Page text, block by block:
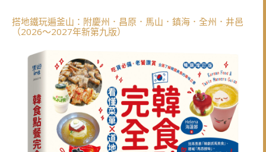
搭地鐵玩遍釜山：附慶州．昌原．馬山．鎮海．全州．井邑
（2026～2027年新第九版）